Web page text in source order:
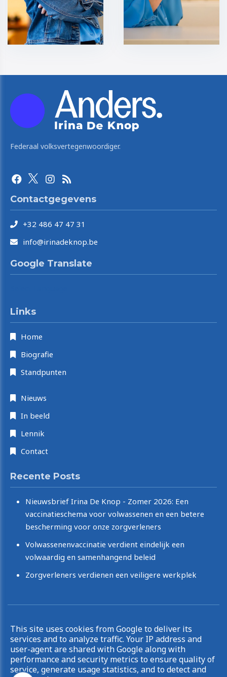
Federaal volksvertegenwoordiger.
Contactgegevens
+32 486 47 47 31
info@irinadeknop.be
Google Translate
Links
Home
Biografie
Standpunten
Nieuws
In beeld
Lennik
Contact
Recente Posts
Nieuwsbrief Irina De Knop - Zomer 2026: Een
vaccinatieschema voor volwassenen en een betere
bescherming voor onze zorgverleners
Volwassenenvaccinatie verdient eindelijk een
volwaardig en samenhangend beleid
Zorgverleners verdienen een veiligere werkplek
Privacy & Cookies|UP-TO-DATE WebDesign
This site uses cookies from Google to deliver its
services and to analyze traffic. Your IP address and
user-agent are shared with Google along with
performance and security metrics to ensure quality of
service, generate usage statistics, and to detect and